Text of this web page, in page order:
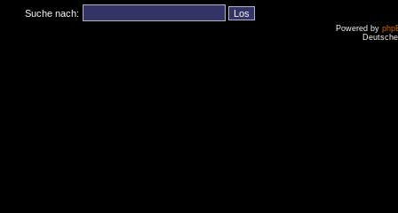
Suche nach:
Powered by